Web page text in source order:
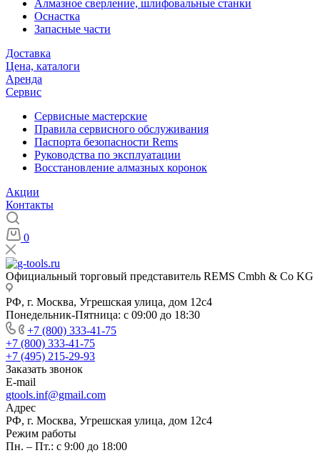
Алмазное сверление, шлифовальные станки
Оснастка
Запасные части
Доставка
Цена, каталоги
Аренда
Сервис
Сервисные мастерские
Правила сервисного обслуживания
Паспорта безопасности Rems
Руководства по эксплуатации
Восстановление алмазных коронок
Акции
Контакты
0
Официальный торговый представитель REMS Cmbh & Co KG
РФ, г. Москва, Угрешская улица, дом 12с4
Понедельник-Пятница: с 09:00 до 18:30
+7 (800) 333-41-75
+7 (800) 333-41-75
+7 (495) 215-29-93
Заказать звонок
E-mail
gtools.inf@gmail.com
Адрес
РФ, г. Москва, Угрешская улица, дом 12с4
Режим работы
Пн. – Пт.: с 9:00 до 18:00